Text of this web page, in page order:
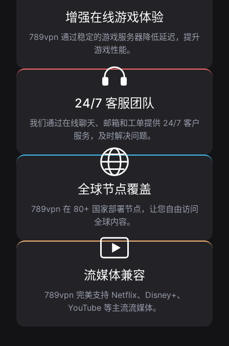
增强在线游戏体验
789vpn 通过稳定的游戏服务器降低延迟，提升
游戏性能。
24/7 客服团队
我们通过在线聊天、邮箱和工单提供 24/7 客户
服务，及时解决问题。
全球节点覆盖
789vpn 在 80+ 国家部署节点，让您自由访问
全球内容。
流媒体兼容
789vpn 完美支持 Netflix、Disney+、
YouTube 等主流流媒体。